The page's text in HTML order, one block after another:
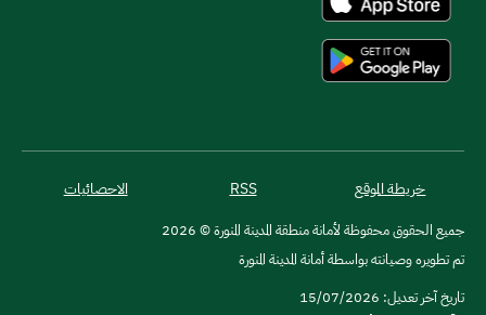
خريطة الموقع RSS الاحصائيات
جميع الحقوق محفوظة لأمانة منطقة المدينة المنورة © 2026
تم تطويره وصيانته بواسطة أمانة المدينة المنورة
تاريخ آخر تعديل: 15/07/2026